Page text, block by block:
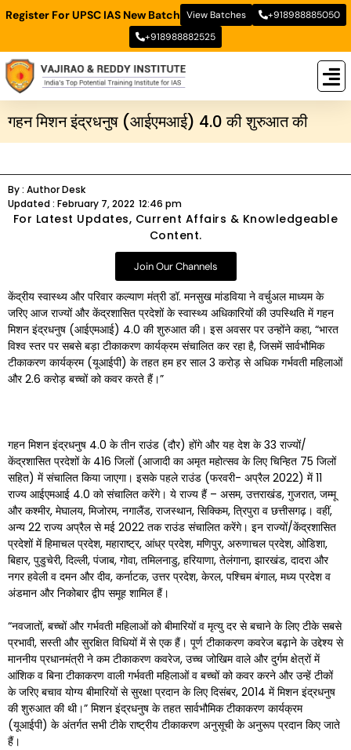
Register For UPSC IAS New Batch View Batches
+918988885050
+918988882525
गहन मिशन इंद्रधनुष (आईएमआई) 4.0 की शुरुआत की
By : Author Desk
Updated : February 7, 2022 12:46 pm
For Latest Updates, Current Affairs & Knowledgeable
Content.
Join Our Channels
केंद्रीय स्वास्थ्य और परिवार कल्याण मंत्री डॉ. मनसुख मांडविया ने वर्चुअल माध्यम के
जरिए आज राज्यों और केंद्रशासित प्रदेशों के स्वास्थ्य अधिकारियों की उपस्थिति में गहन
मिशन इंद्रधनुष (आईएमआई) 4.0 की शुरुआत की। इस अवसर पर उन्होंने कहा, “भारत
विश्व स्तर पर सबसे बड़ा टीकाकरण कार्यक्रम संचालित कर रहा है, जिसमें सार्वभौमिक
टीकाकरण कार्यक्रम (यूआईपी) के तहत हम हर साल 3 करोड़ से अधिक गर्भवती महिलाओं
और 2.6 करोड़ बच्चों को कवर करते हैं।”
गहन मिशन इंद्रधनुष 4.0 के तीन राउंड (दौर) होंगे और यह देश के 33 राज्यों/
केंद्रशासित प्रदेशों के 416 जिलों (आजादी का अमृत महोत्सव के लिए चिन्हित 75 जिलों
सहित) में संचालित किया जाएगा। इसके पहले राउंड (फरवरी- अप्रैल 2022) में 11
राज्य आईएमआई 4.0 को संचालित करेंगे। ये राज्य हैं – असम, उत्तराखंड, गुजरात, जम्मू
और कश्मीर, मेघालय, मिजोरम, नगालैंड, राजस्थान, सिक्किम, त्रिपुरा व छत्तीसगढ़। वहीं,
अन्य 22 राज्य अप्रैल से मई 2022 तक राउंड संचालित करेंगे। इन राज्यों/केंद्रशासित
प्रदेशों में हिमाचल प्रदेश, महाराष्ट्र, आंध्र प्रदेश, मणिपुर, अरुणाचल प्रदेश, ओडिशा,
बिहार, पुडुचेरी, दिल्ली, पंजाब, गोवा, तमिलनाडु, हरियाणा, तेलंगाना, झारखंड, दादरा और
नगर हवेली व दमन और दीव, कर्नाटक, उत्तर प्रदेश, केरल, पश्चिम बंगाल, मध्य प्रदेश व
अंडमान और निकोबार द्वीप समूह शामिल हैं।
“नवजातों, बच्चों और गर्भवती महिलाओं को बीमारियों व मृत्यु दर से बचाने के लिए टीके सबसे
प्रभावी, सस्ती और सुरक्षित विधियों में से एक हैं। पूर्ण टीकाकरण कवरेज बढ़ाने के उद्देश्य से
माननीय प्रधानमंत्री ने कम टीकाकरण कवरेज, उच्च जोखिम वाले और दुर्गम क्षेत्रों में
आंशिक व बिना टीकाकरण वाली गर्भवती महिलाओं व बच्चों को कवर करने और उन्हें टीकों
के जरिए बचाव योग्य बीमारियों से सुरक्षा प्रदान के लिए दिसंबर, 2014 में मिशन इंद्रधनुष
की शुरुआत की थी।” मिशन इंद्रधनुष के तहत सार्वभौमिक टीकाकरण कार्यक्रम
(यूआईपी) के अंतर्गत सभी टीके राष्ट्रीय टीकाकरण अनुसूची के अनुरूप प्रदान किए जाते
हैं।